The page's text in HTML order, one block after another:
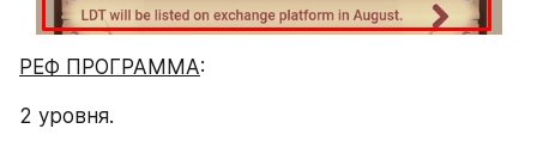
РЕФ ПРОГРАММА:
2 уровня.